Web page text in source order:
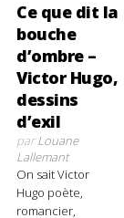
Ce que dit la
bouche
d’ombre –
Victor Hugo,
dessins
d’exil
parLouane
Lallemant
On sait Victor
Hugo poète,
romancier,